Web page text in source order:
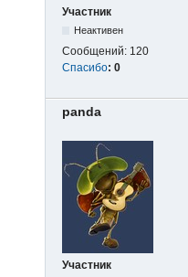
Участник
Неактивен
Сообщений: 120
Спасибо: 0
panda
Участник